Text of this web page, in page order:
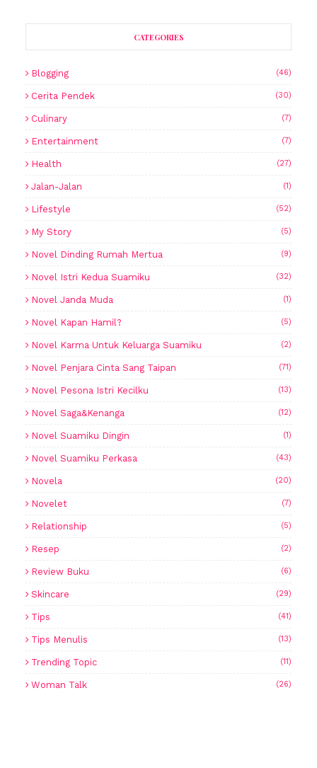
CATEGORIES
Blogging (46)
Cerita Pendek (30)
Culinary (7)
Entertainment (7)
Health (27)
Jalan-Jalan (1)
Lifestyle (52)
My Story (5)
Novel Dinding Rumah Mertua (9)
Novel Istri Kedua Suamiku (32)
Novel Janda Muda (1)
Novel Kapan Hamil? (5)
Novel Karma Untuk Keluarga Suamiku (2)
Novel Penjara Cinta Sang Taipan (71)
Novel Pesona Istri Kecilku (13)
Novel Saga&Kenanga (12)
Novel Suamiku Dingin (1)
Novel Suamiku Perkasa (43)
Novela (20)
Novelet (7)
Relationship (5)
Resep (2)
Review Buku (6)
Skincare (29)
Tips (41)
Tips Menulis (13)
Trending Topic (11)
Woman Talk (26)